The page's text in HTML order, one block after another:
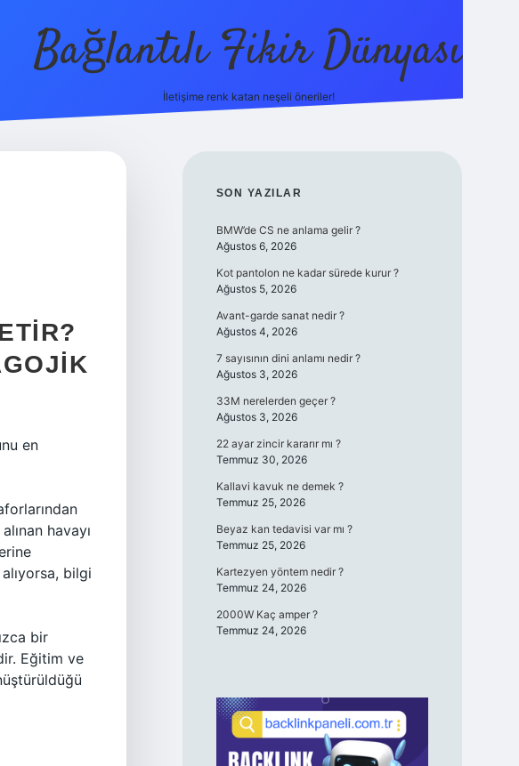
Bağlantılı Fikir Dünyası
İletişime renk katan neşeli öneriler!
en
havayı
bilgi
bir
Eğitim ve
SIDEBAR
SON YAZILAR
BMW’de CS ne anlama gelir ?
Ağustos 6, 2026
Kot pantolon ne kadar sürede kurur ?
Ağustos 5, 2026
Avant-garde sanat nedir ?
Ağustos 4, 2026
7 sayısının dini anlamı nedir ?
Ağustos 3, 2026
33M nerelerden geçer ?
Ağustos 3, 2026
22 ayar zincir kararır mı ?
Temmuz 30, 2026
Kallavi kavuk ne demek ?
Temmuz 25, 2026
Beyaz kan tedavisi var mı ?
Temmuz 25, 2026
Kartezyen yöntem nedir ?
Temmuz 24, 2026
2000W Kaç amper ?
Temmuz 24, 2026